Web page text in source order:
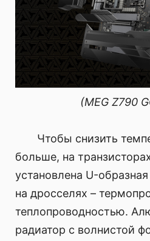
(MEG Z790
Чтобы снизить
больше, на
установлена U-
на дросселях –
теплопроводностью.
радиатор с волнистой